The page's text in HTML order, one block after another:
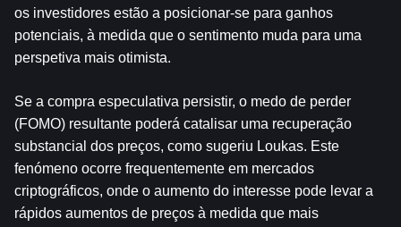
os investidores estão a posicionar-se para ganhos
potenciais, à medida que o sentimento muda para uma
perspetiva mais otimista.
Se a compra especulativa persistir, o medo de perder
(FOMO) resultante poderá catalisar uma recuperação
substancial dos preços, como sugeriu Loukas. Este
fenómeno ocorre frequentemente em mercados
criptográficos, onde o aumento do interesse pode levar a
rápidos aumentos de preços à medida que mais